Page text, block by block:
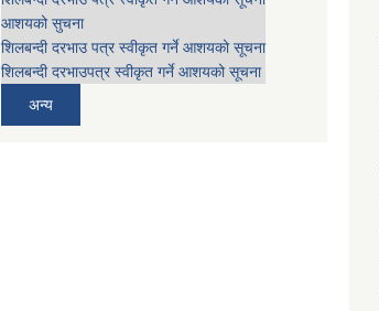
आशयको सुचना
शिलबन्दी दरभाउ पत्र स्वीकृत गर्ने आशयको सूचना
शिलबन्दी दरभाउपत्र स्वीकृत गर्ने आशयको सूचना
अन्य